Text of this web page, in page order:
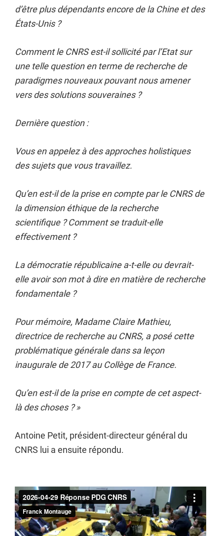
d’être plus dépendants encore de la Chine et des
États-Unis ?
Comment le CNRS est-il sollicité par l’Etat sur
une telle question en terme de recherche de
paradigmes nouveaux pouvant nous amener
vers des solutions souveraines ?
Dernière question :
Vous en appelez à des approches holistiques
des sujets que vous travaillez.
Qu’en est-il de la prise en compte par le CNRS de
la dimension éthique de la recherche
scientifique ? Comment se traduit-elle
effectivement ?
La démocratie républicaine a-t-elle ou devrait-
elle avoir son mot à dire en matière de recherche
fondamentale ?
Pour mémoire, Madame Claire Mathieu,
directrice de recherche au CNRS, a posé cette
problématique générale dans sa leçon
inaugurale de 2017 au Collège de France.
Qu’en est-il de la prise en compte de cet aspect-
là des choses ? »
Antoine Petit, président-directeur général du
CNRS lui a ensuite répondu.